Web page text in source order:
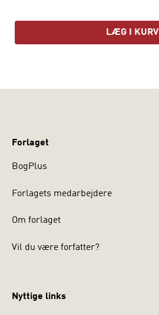
LÆG I KURV
Forlaget
BogPlus
Forlagets medarbejdere
Om forlaget
Vil du være forfatter?
Nyttige links